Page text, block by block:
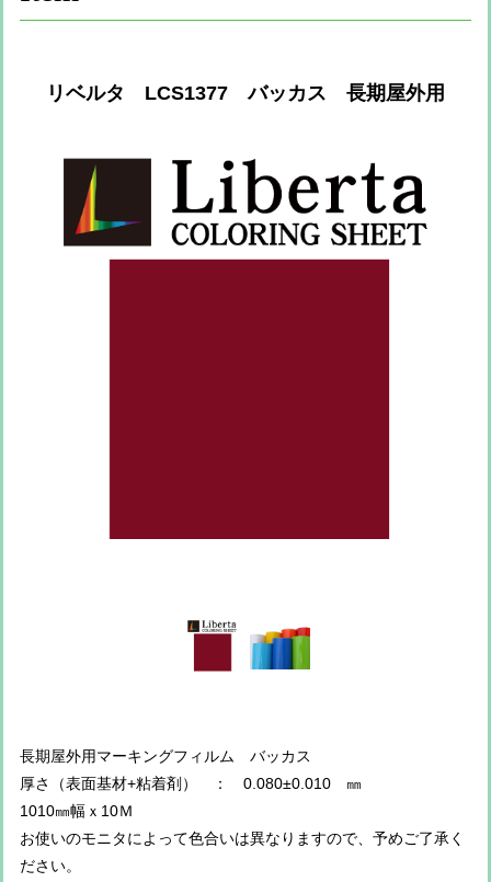
リベルタ LCS1377 バッカス 長期屋外用
長期屋外用マーキングフィルム バッカス
厚さ（表面基材+粘着剤） ： 0.080±0.010 ㎜
1010㎜幅ｘ10Ｍ
お使いのモニタによって色合いは異なりますので、予めご了承く
ださい。